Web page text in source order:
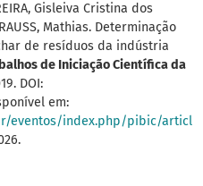
Gisleiva Cristina dos
Mathias. Determinação
de resíduos da indústria
de Iniciação Científica da
DOI:
em:
eventos/index.php/pibic/articl